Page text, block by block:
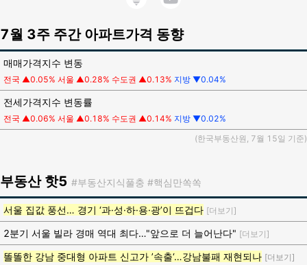
7월 3주 주간 아파트가격 동향
매매가격지수 변동
전국 ▲0.05% 서울 ▲0.28% 수도권 ▲0.13% 지방 ▼0.04%
전세가격지수 변동률
전국 ▲0.06% 서울 ▲0.18% 수도권 ▲0.14% 지방 ▼0.02%
(한국부동산원, 7월 15일 기준)
부동산 핫5 #부동산지식풀충 #핵심만쏙쏙
서울 집값 풍선… 경기 ‘과·성·하·용·광’이 뜨겁다 [더보기]
2분기 서울 빌라 경매 역대 최다…"앞으로 더 늘어난다" [더보기]
똘똘한 강남 중대형 아파트 신고가 ’속출‘…강남불패 재현되나 [더보기]